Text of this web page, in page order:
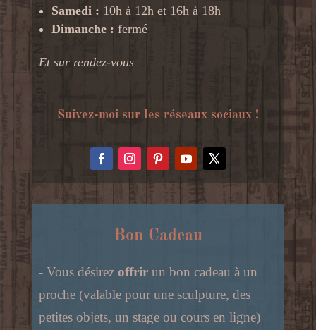
Samedi : 10h à 12h et 16h à 18h
Dimanche : fermé
Et sur rendez-vous
Suivez-moi sur les réseaux sociaux !
Bon Cadeau
- Vous désirez offrir un bon cadeau à un
proche (valable pour une sculpture, des
petites objets, un stage ou cours en ligne)